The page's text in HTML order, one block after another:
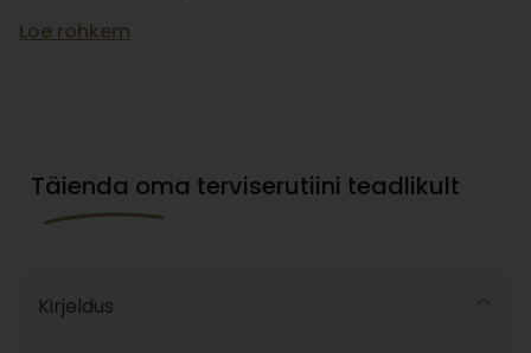
Loe rohkem
Täienda oma terviserutiini teadlikult
Kirjeldus